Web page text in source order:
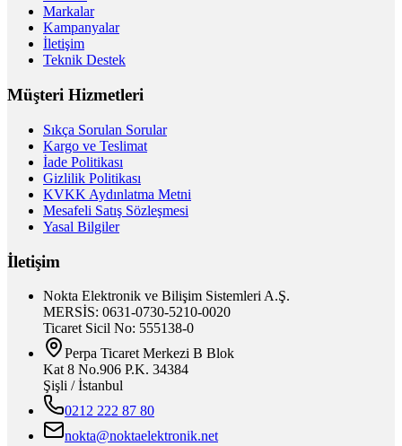
Markalar
Kampanyalar
İletişim
Teknik Destek
Müşteri Hizmetleri
Sıkça Sorulan Sorular
Kargo ve Teslimat
İade Politikası
Gizlilik Politikası
KVKK Aydınlatma Metni
Mesafeli Satış Sözleşmesi
Yasal Bilgiler
İletişim
Nokta Elektronik ve Bilişim Sistemleri A.Ş.
MERSİS: 0631-0730-5210-0020
Ticaret Sicil No: 555138-0
Perpa Ticaret Merkezi B Blok
Kat 8 No.906 P.K. 34384
Şişli / İstanbul
0212 222 87 80
nokta@noktaelektronik.net